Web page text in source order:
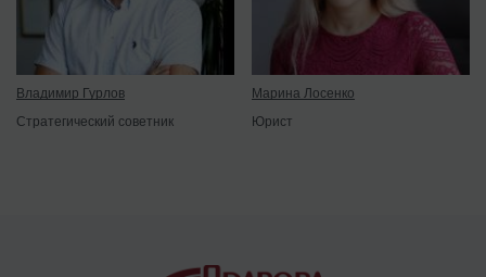
Владимир Гурлов
Стратегический советник
Марина Лосенко
Юрист